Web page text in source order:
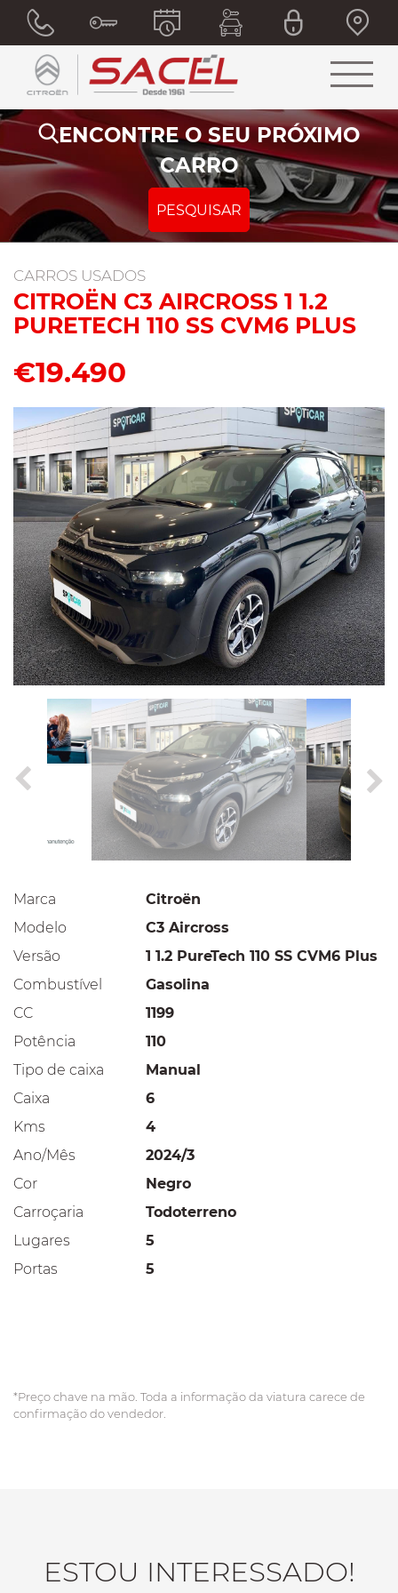
ENCONTRE O SEU PRÓXIMO
CARRO
PESQUISAR
CARROS USADOS
CITROËN C3 AIRCROSS 1 1.2
PURETECH 110 SS CVM6 PLUS
€19.490
Marca
Citroën
Modelo
C3 Aircross
Versão
1 1.2 PureTech 110 SS CVM6 Plus
Combustível
Gasolina
CC
1199
Potência
110
Tipo de caixa
Manual
Caixa
6
Kms
4
Ano/Mês
2024/3
Cor
Negro
Carroçaria
Todoterreno
Lugares
5
Portas
5
*Preço chave na mão. Toda a informação da viatura carece de
confirmação do vendedor.
ESTOU INTERESSADO!